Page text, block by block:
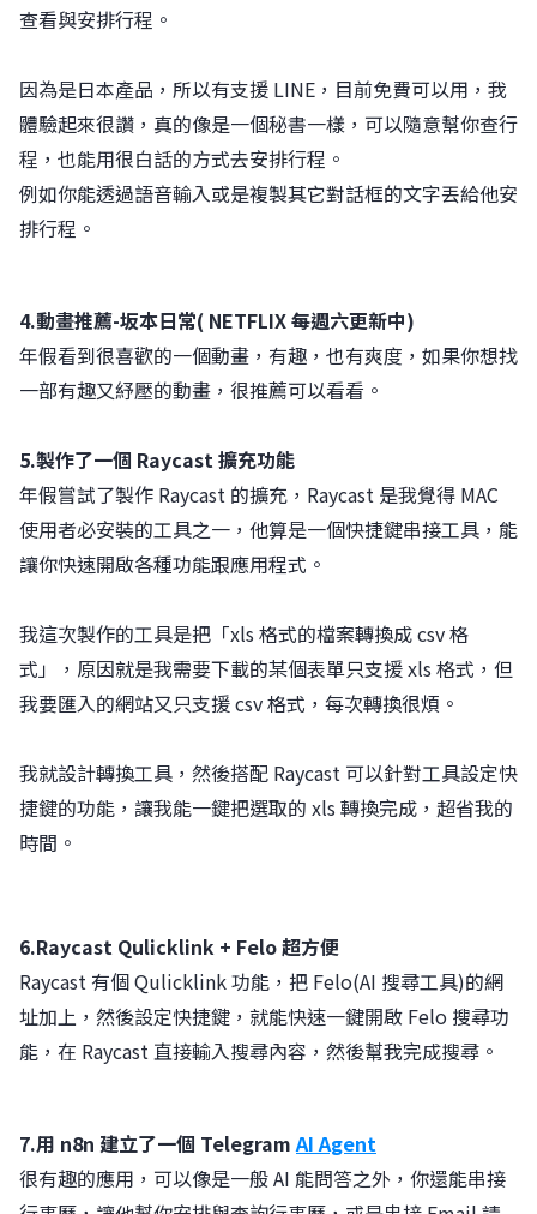
查看與安排行程。
因為是日本產品，所以有支援 LINE，目前免費可以用，我
體驗起來很讚，真的像是一個秘書一樣，可以隨意幫你查行
程，也能用很白話的方式去安排行程。
例如你能透過語音輸入或是複製其它對話框的文字丟給他安
排行程。
4.動畫推薦-坂本日常( NETFLIX 每週六更新中)
年假看到很喜歡的一個動畫，有趣，也有爽度，如果你想找
一部有趣又紓壓的動畫，很推薦可以看看。
5.製作了一個 Raycast 擴充功能
年假嘗試了製作 Raycast 的擴充，Raycast 是我覺得 MAC
使用者必安裝的工具之一，他算是一個快捷鍵串接工具，能
讓你快速開啟各種功能跟應用程式。
我這次製作的工具是把「xls 格式的檔案轉換成 csv 格
式」，原因就是我需要下載的某個表單只支援 xls 格式，但
我要匯入的網站又只支援 csv 格式，每次轉換很煩。
我就設計轉換工具，然後搭配 Raycast 可以針對工具設定快
捷鍵的功能，讓我能一鍵把選取的 xls 轉換完成，超省我的
時間。
6.Raycast Qulicklink + Felo 超方便
Raycast 有個 Qulicklink 功能，把 Felo(AI 搜尋工具)的網
址加上，然後設定快捷鍵，就能快速一鍵開啟 Felo 搜尋功
能，在 Raycast 直接輸入搜尋內容，然後幫我完成搜尋。
7.用 n8n 建立了一個 TelegramAI Agent
很有趣的應用，可以像是一般 AI 能問答之外，你還能串接